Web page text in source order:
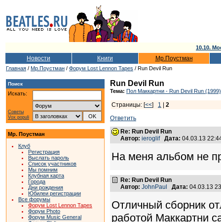
10.10.
Новости Книги Мр.Поустман
Главная / Мр.Поустман / Форум Lost Lennon Tapes / Run Devil Run
Поиск
Искать:
Советы
Vox populi
Мр. Поустман
Клуб
Регистрация
Выслать пароль
Список участников
Мы помним
Клубная карта
Города
Дни рождения
Юбилеи регистрации
Все форумы
Форум Lost Lennon Tapes
Форум Photo
Форум Music General
Run Devil Run
Тема: Пол Маккартни - Run Devil Run (1999)
Страницы: [<<] 1
2
Ответить
Re: Run Devil Run
Автор: ieroglif Дата: 04.03.13
На меня альбом не
Re: Run Devil Run
Автор: JohnPaul Дата: 04.03.13
Отличный сборник
работой Маккартни